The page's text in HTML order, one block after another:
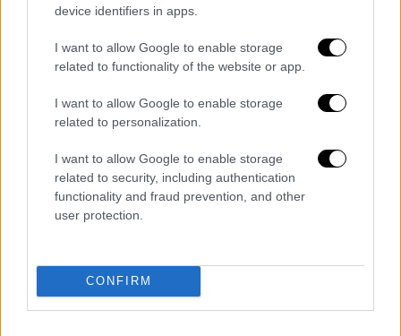
device identifiers in apps.
I want to allow Google to enable storage
related to functionality of the website or app.
I want to allow Google to enable storage
related to personalization.
I want to allow Google to enable storage
related to security, including authentication
functionality and fraud prevention, and other
user protection.
CONFIRM
Αθλητισμός| 11.07.2024 08:59
Παίκτες της Ουρουγουάης έπαιξαν ξύλο
με οπαδούς της Κολομβίας
Αδιανόητες σκηνές εκτυλίχθηκαν στον
δεύτερο ημιτελικού του Copa America